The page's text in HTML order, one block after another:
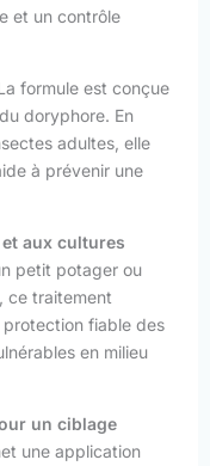
et un contrôle
formule est conçue
doryphore. En
adultes, elle
à prévenir une
aux cultures
petit potager ou
ce traitement
protection fiable des
en milieu
un ciblage
une application